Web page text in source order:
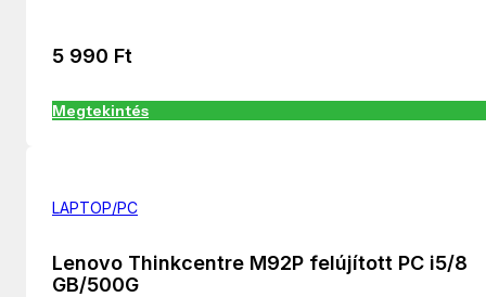
5 990 Ft
Megtekintés
LAPTOP/PC
Lenovo Thinkcentre M92P felújított PC i5/8
GB/500G